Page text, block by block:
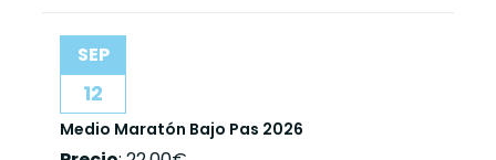
SEP
12
Medio Maratón Bajo Pas 2026